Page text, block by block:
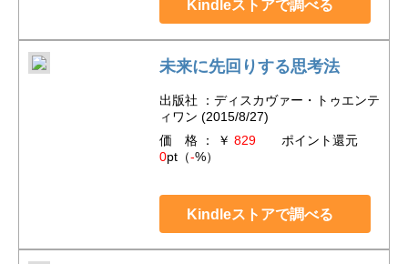
Kindleストアで調べる
未来に先回りする思考法
出版社 ：ディスカヴァー・トゥエンテ
ィワン (2015/8/27)
価 格 ： ￥ 829ポイント還元
0pt（-%）
Kindleストアで調べる